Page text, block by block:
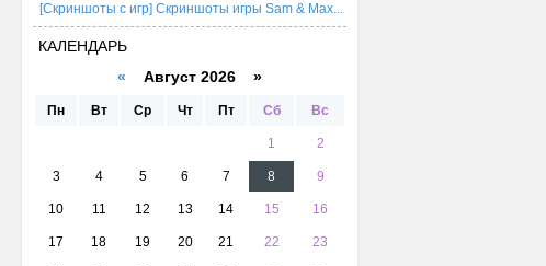
[Скриншоты с игр] Скриншоты игры Sam & Max...
КАЛЕНДАРЬ
« Август 2026 »
Пн Вт Ср Чт Пт Сб Вс
1 2
3 4 5 6 7 8 9
10 11 12 13 14 15 16
17 18 19 20 21 22 23